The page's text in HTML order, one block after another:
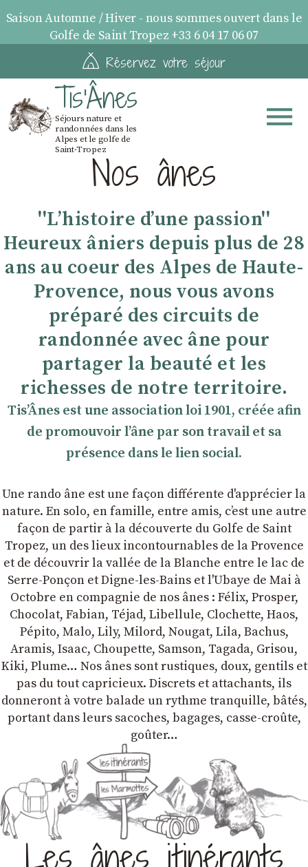
Saison Automne / Hiver - nous sommes ouvert dans le
Golfe de Saint Tropez +33 6 04 17 06 07
Réservez votre séjour
Tis'Ânes
Séjours nature et
randonnées dans les
Alpes et le golfe de
Saint-TropezNos ânes
''Lʼhistoire dʼune passion''
Heureux âniers depuis plus de 28
ans au coeur des Alpes de Haute-
Provence, nous vous avons
préparé des circuits de
randonnée avec âne pour
partager la beauté et les
richesses de notre territoire.
TisʼÂnes est une association loi 1901, créée afin
de promouvoir lʼâne par son travail et sa
présence dans le lien social.
Une rando âne est une façon différente d'apprécier la
nature. En solo, en famille, entre amis, cʼest une autre
façon de partir à la découverte du Golfe de Saint
Tropez, un des lieux incontournables de la Provence
et de découvrir la vallée de la Blanche entre le lac de
Serre-Ponçon et Digne-les-Bains et l'Ubaye de Mai à
Octobre en compagnie de nos ânes : Félix, Prosper,
Chocolat, Fabian, Téjad, Libellule, Clochette, Haos,
Pépito, Malo, Lily, Milord, Nougat, Lila, Bachus,
Aramis, Isaac, Choupette, Samson, Tagada, Grisou,
Kiki, Plume… Nos ânes sont rustiques, doux, gentils et
pas du tout capricieux. Discrets et attachants, ils
donneront à votre balade un rythme tranquille, bâtés,
portant dans leurs sacoches, bagages, casse-croûte,
goûter…